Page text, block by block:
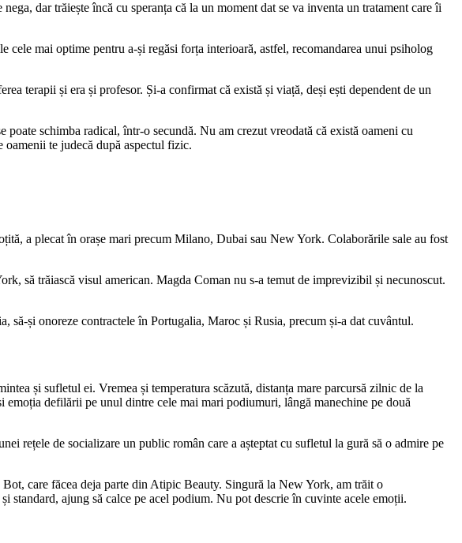
dar trăiește încă cu speranța că la un moment dat se va inventa un tratament care îi
mai optime pentru a-și regăsi forța interioară, astfel, recomandarea unui psiholog
terapii și era și profesor. Și-a confirmat că există și viață, deși ești dependent de un
schimba radical, într-o secundă. Nu am crezut vreodată că există oameni cu
te judecă după aspectul fizic.
a plecat în orașe mari precum Milano, Dubai sau New York. Colaborările sale au fost
să trăiască visul american. Magda Coman nu s-a temut de imprevizibil și necunoscut.
să-și onoreze contractele în Portugalia, Maroc și Rusia, precum și-a dat cuvântul.
și sufletul ei. Vremea și temperatura scăzută, distanța mare parcursă zilnic de la
defilării pe unul dintre cele mai mari podiumuri, lângă manechine pe două
rețele de socializare un public român care a așteptat cu sufletul la gură să o admire pe
care făcea deja parte din Atipic Beauty. Singură la New York, am trăit o
standard, ajung să calce pe acel podium. Nu pot descrie în cuvinte acele emoții.